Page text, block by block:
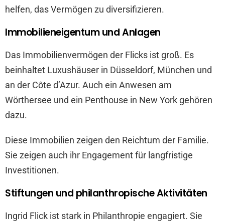
helfen, das Vermögen zu diversifizieren.
Immobilieneigentum und Anlagen
Das Immobilienvermögen der Flicks ist groß. Es
beinhaltet Luxushäuser in Düsseldorf, München und
an der Côte d’Azur. Auch ein Anwesen am
Wörthersee und ein Penthouse in New York gehören
dazu.
Diese Immobilien zeigen den Reichtum der Familie.
Sie zeigen auch ihr Engagement für langfristige
Investitionen.
Stiftungen und philanthropische Aktivitäten
Ingrid Flick ist stark in Philanthropie engagiert. Sie